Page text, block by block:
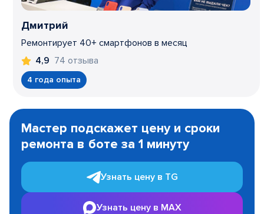
Дмитрий
Ремонтирует 40+ смартфонов в месяц
4,9 74 отзыва
4 года опыта
1
Мастер подскажет цену и сроки
ремонта в боте за 1 минуту
Узнать цену в TG
Узнать цену в MAX